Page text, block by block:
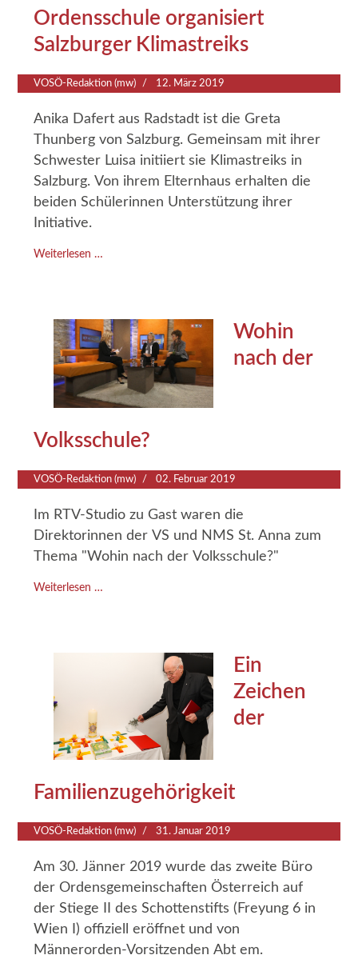
Ordensschule organisiert
Salzburger Klimastreiks
VOSÖ-Redaktion (mw) 12. März 2019
Anika Dafert aus Radstadt ist die Greta
Thunberg von Salzburg. Gemeinsam mit ihrer
Schwester Luisa initiiert sie Klimastreiks in
Salzburg. Von ihrem Elternhaus erhalten die
beiden Schülerinnen Unterstützung ihrer
Initiative.
Weiterlesen …
Wohin
nach der
Volksschule?
VOSÖ-Redaktion (mw) 02. Februar 2019
Im RTV-Studio zu Gast waren die
Direktorinnen der VS und NMS St. Anna zum
Thema "Wohin nach der Volksschule?"
Weiterlesen …
Ein
Zeichen
der
Familienzugehörigkeit
VOSÖ-Redaktion (mw) 31. Januar 2019
Am 30. Jänner 2019 wurde das zweite Büro
der Ordensgemeinschaften Österreich auf
der Stiege II des Schottenstifts (Freyung 6 in
Wien I) offiziell eröffnet und von
Männerorden-Vorsitzenden Abt em.